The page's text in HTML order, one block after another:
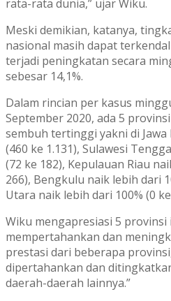
rata-rata dunia,” ujar Wiku.
Meski demikian, katanya,
nasional masih dapat
terjadi peningkatan secara
sebesar 14,1%.
Dalam rincian per kasus
September 2020, ada 5
sembuh tertinggi yakni di
(460 ke 1.131), Sulawesi
(72 ke 182), Kepulauan Riau
266), Bengkulu naik lebih dari
Utara naik lebih dari 100% (0
Wiku mengapresiasi 5
mempertahankan dan
prestasi dari beberapa
dipertahankan dan
daerah-daerah lainnya.”